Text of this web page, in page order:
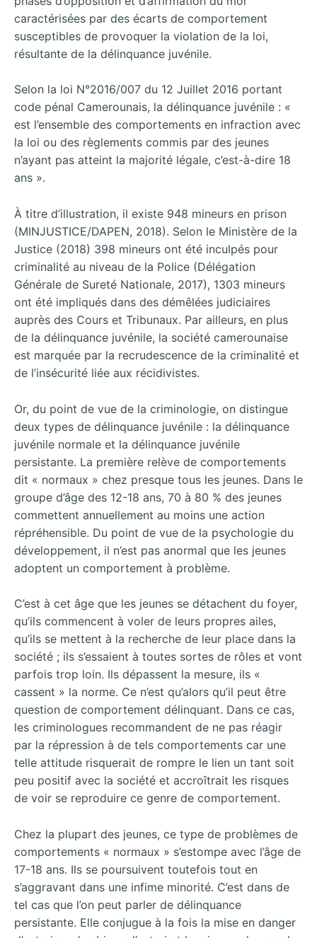
caractérisées par des écarts de comportement
susceptibles de provoquer la violation de la loi,
résultante de la délinquance juvénile.
Selon la loi N°2016/007 du 12 Juillet 2016 portant
code pénal Camerounais, la délinquance juvénile : «
est l’ensemble des comportements en infraction avec
la loi ou des règlements commis par des jeunes
n’ayant pas atteint la majorité légale, c’est-à-dire 18
ans ».
À titre d’illustration, il existe 948 mineurs en prison
(MINJUSTICE/DAPEN, 2018). Selon le Ministère de la
Justice (2018) 398 mineurs ont été inculpés pour
criminalité au niveau de la Police (Délégation
Générale de Sureté Nationale, 2017), 1303 mineurs
ont été impliqués dans des démêlées judiciaires
auprès des Cours et Tribunaux. Par ailleurs, en plus
de la délinquance juvénile, la société camerounaise
est marquée par la recrudescence de la criminalité et
de l’insécurité liée aux récidivistes.
Or, du point de vue de la criminologie, on distingue
deux types de délinquance juvénile : la délinquance
juvénile normale et la délinquance juvénile
persistante. La première relève de comportements
dit « normaux » chez presque tous les jeunes. Dans le
groupe d’âge des 12-18 ans, 70 à 80 % des jeunes
commettent annuellement au moins une action
répréhensible. Du point de vue de la psychologie du
développement, il n’est pas anormal que les jeunes
adoptent un comportement à problème.
C’est à cet âge que les jeunes se détachent du foyer,
qu’ils commencent à voler de leurs propres ailes,
qu’ils se mettent à la recherche de leur place dans la
société ; ils s’essaient à toutes sortes de rôles et vont
parfois trop loin. Ils dépassent la mesure, ils «
cassent » la norme. Ce n’est qu’alors qu’il peut être
question de comportement délinquant. Dans ce cas,
les criminologues recommandent de ne pas réagir
par la répression à de tels comportements car une
telle attitude risquerait de rompre le lien un tant soit
peu positif avec la société et accroîtrait les risques
de voir se reproduire ce genre de comportement.
Chez la plupart des jeunes, ce type de problèmes de
comportements « normaux » s’estompe avec l’âge de
17-18 ans. Ils se poursuivent toutefois tout en
s’aggravant dans une infime minorité. C’est dans de
tel cas que l’on peut parler de délinquance
persistante. Elle conjugue à la fois la mise en danger